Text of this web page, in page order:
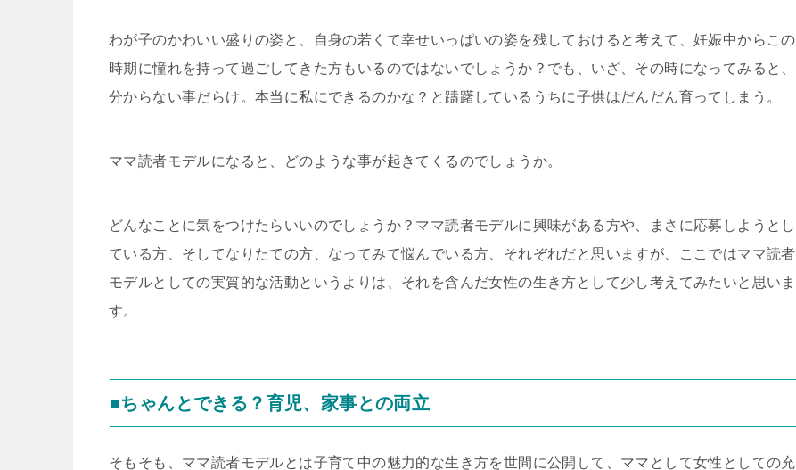
わが子のかわいい盛りの姿と、自身の若くて幸せいっぱいの姿を残しておけると考えて、妊娠中からこの
時期に憧れを持って過ごしてきた方もいるのではないでしょうか？でも、いざ、その時になってみると、
分からない事だらけ。本当に私にできるのかな？と躊躇しているうちに子供はだんだん育ってしまう。
ママ読者モデルになると、どのような事が起きてくるのでしょうか。
どんなことに気をつけたらいいのでしょうか？ママ読者モデルに興味がある方や、まさに応募しようとし
ている方、そしてなりたての方、なってみて悩んでいる方、それぞれだと思いますが、ここではママ読者
モデルとしての実質的な活動というよりは、それを含んだ女性の生き方として少し考えてみたいと思いま
す。
■ちゃんとできる？育児、家事との両立
そもそも、ママ読者モデルとは子育て中の魅力的な生き方を世間に公開して、ママとして女性としての充